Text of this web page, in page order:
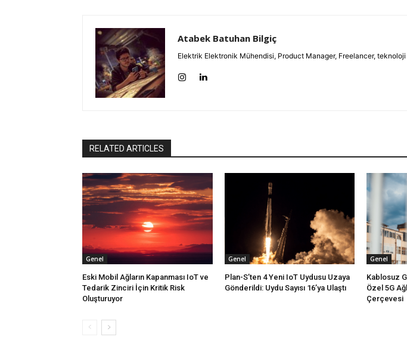
Atabek Batuhan Bilgiç
Elektrik Elektronik Mühendisi, Product Manager, Freelancer,
RELATED ARTICLES
Genel
Eski Mobil Ağların Kapanması IoT ve
Tedarik Zinciri İçin Kritik Risk
Oluşturuyor
Genel
Plan-S’ten 4 Yeni IoT Uydusu Uzaya
Gönderildi: Uydu Sayısı 16’ya Ulaştı
Genel
Kablosuz
Özel 5G
Çerçevesi